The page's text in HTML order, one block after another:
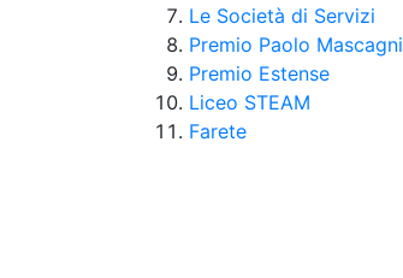
Le Società di Servizi
Premio Paolo Mascagni
Premio Estense
Liceo STEAM
Farete